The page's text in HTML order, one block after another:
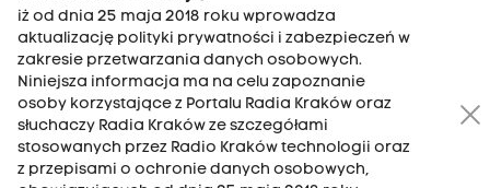
RADIO KRAKÓW SA. Aleja Juliusza Słowackiego 22, 30-007
iż od dnia 25 maja 2018 roku wprowadza
aktualizację polityki prywatności i zabezpieczeń w
zakresie przetwarzania danych osobowych.
Niniejsza informacja ma na celu zapoznanie
osoby korzystające z Portalu Radia Kraków oraz
słuchaczy Radia Kraków ze szczegółami
stosowanych przez Radio Kraków technologii oraz
z przepisami o ochronie danych osobowych,